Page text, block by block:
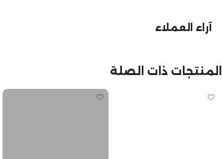
آراء العملاء
المنتجات ذات الصلة